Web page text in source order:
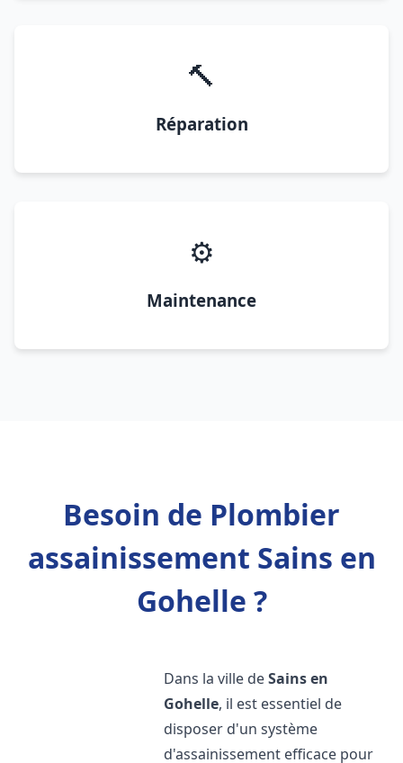
🔨
Réparation
⚙️
Maintenance
Besoin de Plombier
assainissement Sains en
Gohelle ?
Dans la ville deSains en
Gohelle, il est essentiel de
disposer d'un système
d'assainissement efficace pour